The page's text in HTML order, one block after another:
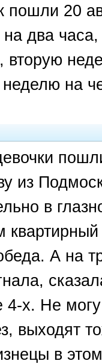
пошли 20
два
вторую
на
из
в
А на
х. Не могу
выходят
в